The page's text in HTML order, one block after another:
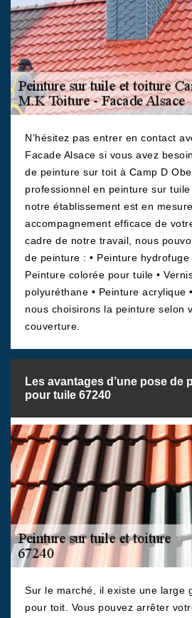
N’hésitez pas entrer en contact
Facade Alsace si vous avez
de peinture sur toit à Camp D
professionnel en peinture sur
notre établissement est en
accompagnement efficace de
cadre de notre travail, nous
de peinture : • Peinture
Peinture colorée pour tuile •
polyuréthane • Peinture acrylique
nous choisirons la peinture selon
couverture.
Les avantages d’une pose de
pour tuile 67240
Sur le marché, il existe une large
pour toit. Vous pouvez arrêter